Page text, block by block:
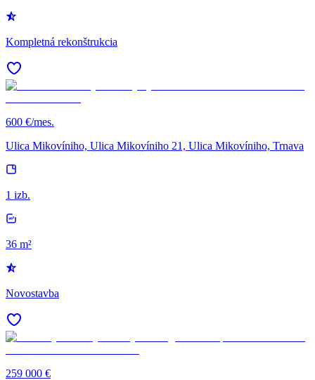
Kompletná rekonštrukcia
600 €/mes.
Ulica Mikovíniho, Ulica Mikovíniho 21, Ulica Mikovíniho, Trnava
1 izb.
36 m²
Novostavba
259 000 €